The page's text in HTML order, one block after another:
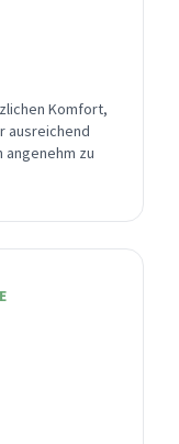
Komfort,
ausreichend
angenehm zu